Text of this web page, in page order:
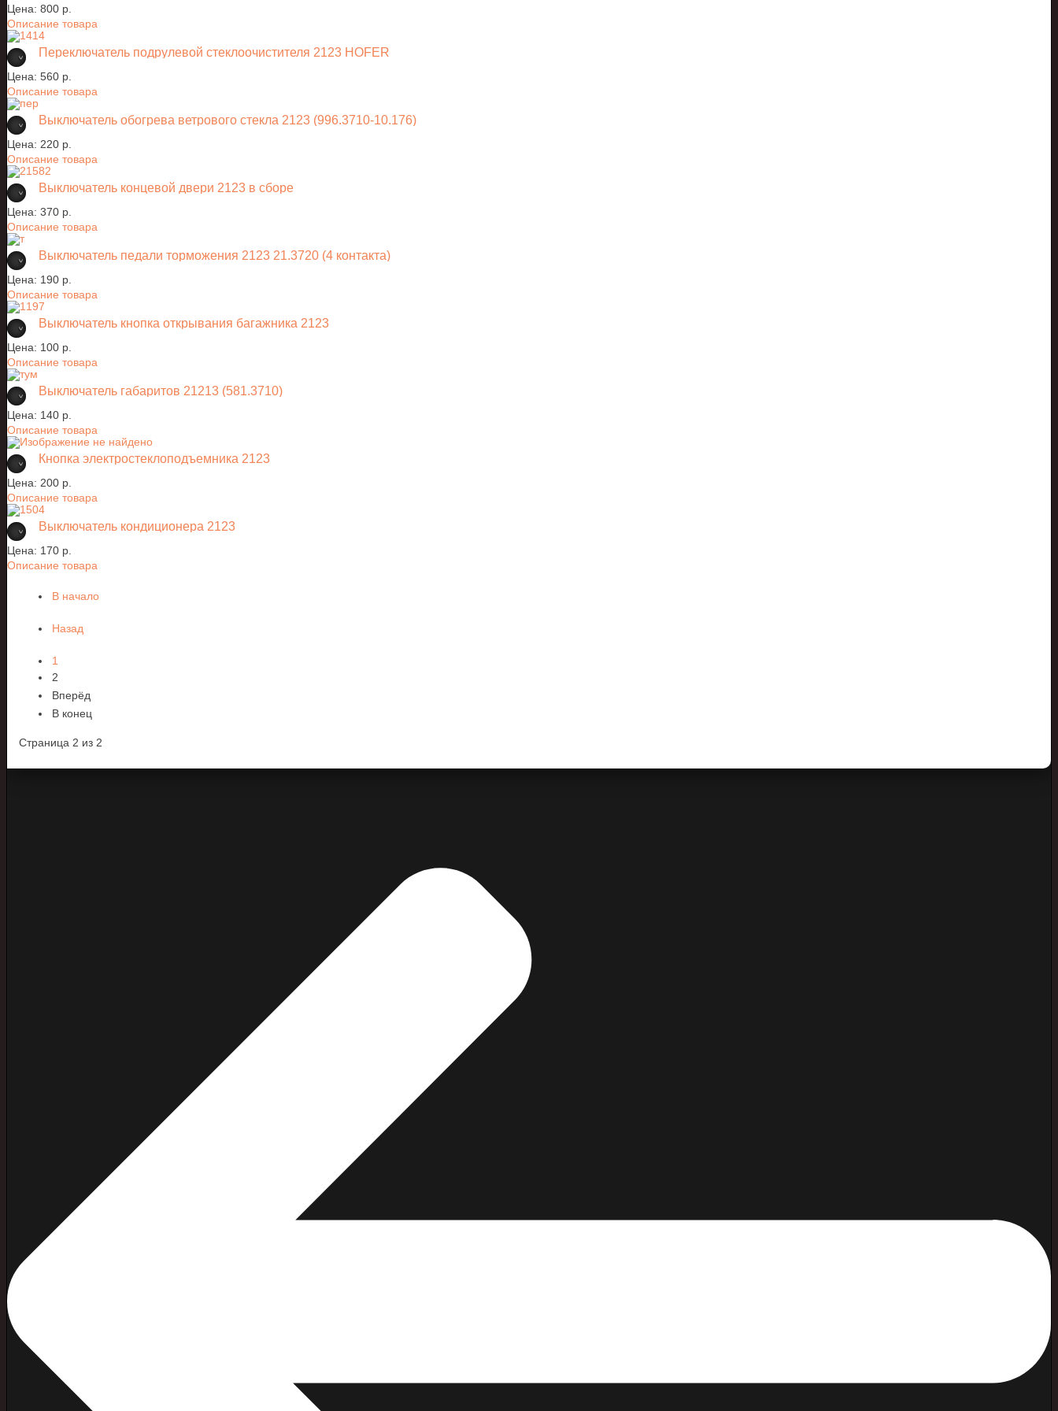
Цена: 800 p.
Описание товара
Переключатель подрулевой стеклоочистителя 2123 HOFER
Цена: 560 p.
Описание товара
Выключатель обогрева ветрового стекла 2123 (996.3710-10.176)
Цена: 220 p.
Описание товара
Выключатель концевой двери 2123 в сборе
Цена: 370 p.
Описание товара
Выключатель педали торможения 2123 21.3720 (4 контакта)
Цена: 190 p.
Описание товара
Выключатель кнопка открывания багажника 2123
Цена: 100 p.
Описание товара
Выключатель габаритов 21213 (581.3710)
Цена: 140 p.
Описание товара
Кнопка электростеклоподъемника 2123
Цена: 200 p.
Описание товара
Выключатель кондиционера 2123
Цена: 170 p.
Описание товара
В начало
Назад
1
2
Вперёд
В конец
Страница 2 из 2